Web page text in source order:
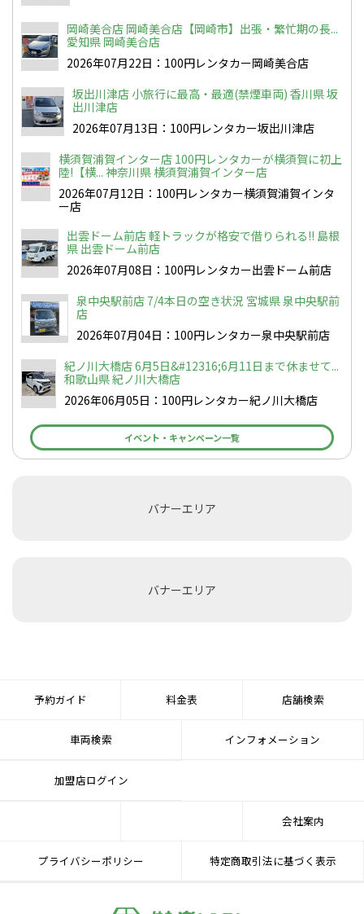
岡崎美合店 岡崎美合店【岡崎市】出張・繁忙期の長...
愛知県 岡崎美合店
2026年07月22日：100円レンタカー岡崎美合店
坂出川津店 小旅行に最高・最適(禁煙車両) 香川県 坂
出川津店
2026年07月13日：100円レンタカー坂出川津店
横須賀浦賀インター店 100円レンタカーが横須賀に初上
陸!【横... 神奈川県 横須賀浦賀インター店
2026年07月12日：100円レンタカー横須賀浦賀インタ
ー店
出雲ドーム前店 軽トラックが格安で借りられる!! 島根
県 出雲ドーム前店
2026年07月08日：100円レンタカー出雲ドーム前店
泉中央駅前店 7/4本日の空き状況 宮城県 泉中央駅前
店
2026年07月04日：100円レンタカー泉中央駅前店
紀ノ川大橋店 6月5日&#12316;6月11日まで休ませて...
和歌山県 紀ノ川大橋店
2026年06月05日：100円レンタカー紀ノ川大橋店
イベント・キャンペーン一覧
バナーエリア
バナーエリア
予約ガイド 料金表 店舗検索
車両検索 インフォメーション
加盟店ログイン
会社案内
プライバシーポリシー 特定商取引法に基づく表示